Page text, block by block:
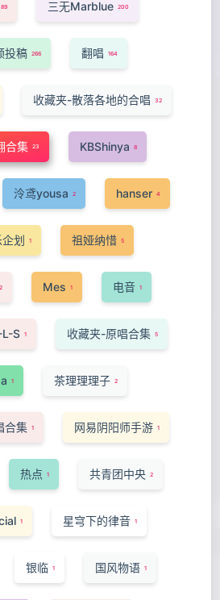
89 三无Marblue 200
投稿 266 翻唱 164
收藏夹-散落各地的合唱 32
合集 23 KBShinya 8
泠鸢yousa 2 hanser 4
划 1 祖娅纳惜 5
2 Mes 1 电音 1
S 1 收藏夹-原唱合集 5
1 茶理理理子 2
合集 1 网易阴阳师手游 1
热点 1 共青团中央 2
1 星穹下的律音 1
银临 1 国风物语 1